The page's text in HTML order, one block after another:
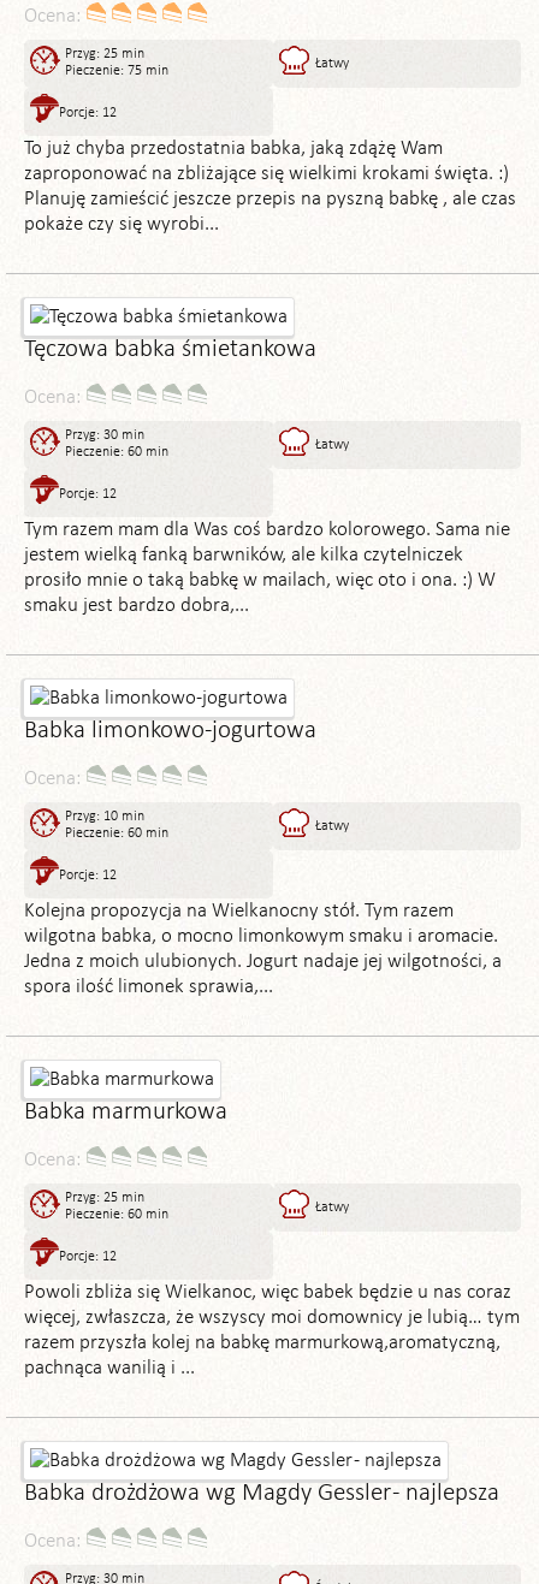
Ocena:
Przyg: 25 min
Pieczenie: 75 min
Łatwy
Porcje: 12
To już chyba przedostatnia babka, jaką zdążę Wam
zaproponować na zbliżające się wielkimi krokami święta. :)
Planuję zamieścić jeszcze przepis na pyszną babkę , ale czas
pokaże czy się wyrobi...
Tęczowa babka śmietankowa
Ocena:
Przyg: 30 min
Pieczenie: 60 min
Łatwy
Porcje: 12
Tym razem mam dla Was coś bardzo kolorowego. Sama nie
jestem wielką fanką barwników, ale kilka czytelniczek
prosiło mnie o taką babkę w mailach, więc oto i ona. :) W
smaku jest bardzo dobra,...
Babka limonkowo-jogurtowa
Ocena:
Przyg: 10 min
Pieczenie: 60 min
Łatwy
Porcje: 12
Kolejna propozycja na Wielkanocny stół. Tym razem
wilgotna babka, o mocno limonkowym smaku i aromacie.
Jedna z moich ulubionych. Jogurt nadaje jej wilgotności, a
spora ilość limonek sprawia,...
Babka marmurkowa
Ocena:
Przyg: 25 min
Pieczenie: 60 min
Łatwy
Porcje: 12
Powoli zbliża się Wielkanoc, więc babek będzie u nas coraz
więcej, zwłaszcza, że wszyscy moi domownicy je lubią… tym
razem przyszła kolej na babkę marmurkową,aromatyczną,
pachnąca wanilią i ...
Babka drożdżowa wg Magdy Gessler - najlepsza
Ocena:
Przyg: 30 min